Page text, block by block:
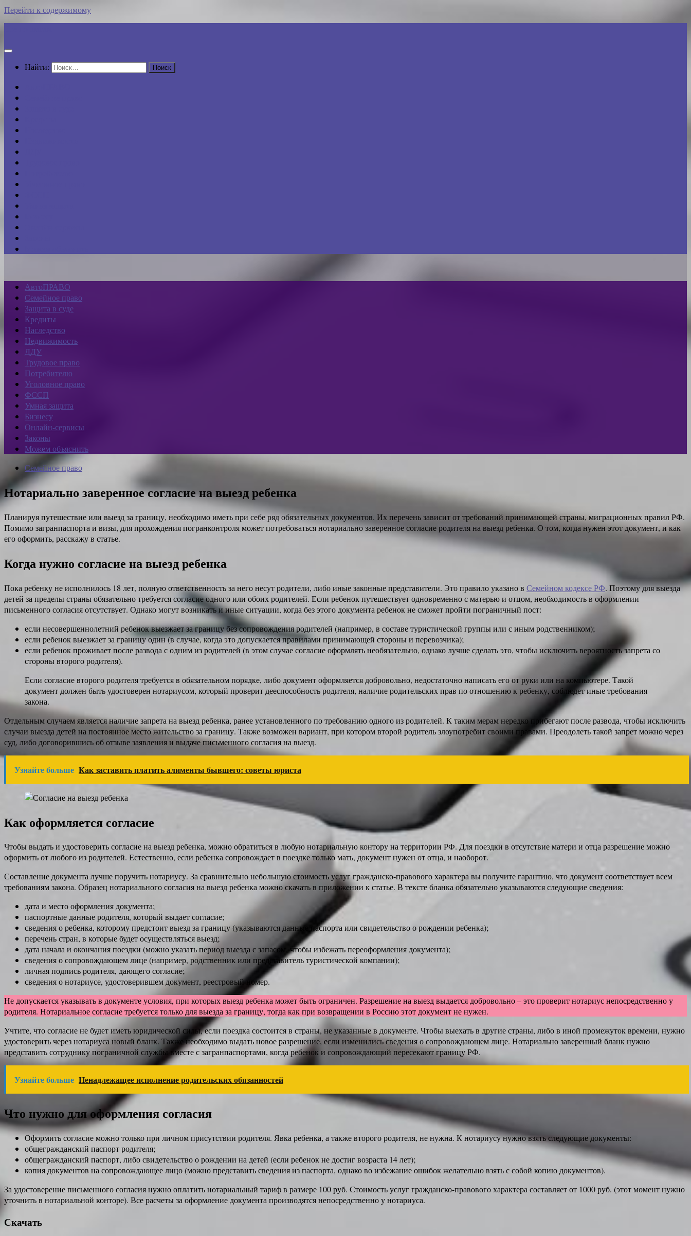
Перейти к содержимому
Найти:
АвтоПРАВО
Семейное право
Защита в суде
Кредиты
Наследство
Недвижимость
ДДУ
Трудовое право
Потребителю
Уголовное право
ФССП
Умная защита
Бизнесу
Онлайн-сервисы
Законы
Можем объяснить
Семейное право
Нотариально заверенное согласие на выезд ребенка
Планируя путешествие или выезд за границу, необходимо иметь при себе ряд обязательных документов. Их перечень зависит от требований принимающей страны, миграционных правил РФ.
Помимо загранпаспорта и визы, для прохождения погранконтроля может потребоваться нотариально заверенное согласие родителя на выезд ребенка. О том, когда нужен этот документ, и как
его оформить, расскажу в статье.
Когда нужно согласие на выезд ребенка
Пока ребенку не исполнилось 18 лет, полную ответственность за него несут родители, либо иные законные представители. Это правило указано в Семейном кодексе РФ. Поэтому для выезда
детей за пределы страны обязательно требуется согласие одного или обоих родителей. Если ребенок путешествует одновременно с матерью и отцом, необходимость в оформлении
письменного согласия отсутствует. Однако могут возникать и иные ситуации, когда без этого документа ребенок не сможет пройти пограничный пост:
если несовершеннолетний ребенок выезжает за границу без сопровождения родителей (например, в составе туристической группы или с иным родственником);
если ребенок выезжает за границу один (в случае, когда это допускается правилами принимающей стороны и перевозчика);
если ребенок проживает после развода с одним из родителей (в этом случае согласие оформлять необязательно, однако лучше сделать это, чтобы исключить вероятность запрета со
стороны второго родителя).
Если согласие второго родителя требуется в обязательном порядке, либо документ оформляется добровольно, недостаточно написать его от руки или на компьютере. Такой
документ должен быть удостоверен нотариусом, который проверит дееспособность родителя, наличие родительских прав по отношению к ребенку, соблюдет иные требования
закона.
Отдельным случаем является наличие запрета на выезд ребенка, ранее установленного по требованию одного из родителей. К таким мерам нередко прибегают после развода, чтобы исключить
случаи выезда детей на постоянное место жительство за границу. Также возможен вариант, при котором второй родитель злоупотребит своими правами. Преодолеть такой запрет можно через
суд, либо договорившись об отзыве заявления и выдаче письменного согласия на выезд.
Узнайте больше Как заставить платить алименты бывшего: советы юриста
Как оформляется согласие
Чтобы выдать и удостоверить согласие на выезд ребенка, можно обратиться в любую нотариальную контору на территории РФ. Для поездки в отсутствие матери и отца разрешение можно
оформить от любого из родителей. Естественно, если ребенка сопровождает в поездке только мать, документ нужен от отца, и наоборот.
Составление документа лучше поручить нотариусу. За сравнительно небольшую стоимость услуг гражданско-правового характера вы получите гарантию, что документ соответствует всем
требованиям закона. Образец нотариального согласия на выезд ребенка можно скачать в приложении к статье. В тексте бланка обязательно указываются следующие сведения:
дата и место оформления документа;
паспортные данные родителя, который выдает согласие;
сведения о ребенка, которому предстоит выезд за границу (указываются данные паспорта или свидетельство о рождении ребенка);
перечень стран, в которые будет осуществляться выезд;
дата начала и окончания поездки (можно указать период выезда с запасом, чтобы избежать переоформления документа);
сведения о сопровождающем лице (например, родственник или представитель туристической компании);
личная подпись родителя, дающего согласие;
сведения о нотариусе, удостоверившем документ, реестровый номер.
Не допускается указывать в документе условия, при которых выезд ребенка может быть ограничен. Разрешение на выезд выдается добровольно – это проверит нотариус непосредственно у
родителя. Нотариальное согласие требуется только для выезда за границу, тогда как при возвращении в Россию этот документ не нужен.
Учтите, что согласие не будет иметь юридической силы, если поездка состоится в страны, не указанные в документе. Чтобы выехать в другие страны, либо в иной промежуток времени, нужно
удостоверить через нотариуса новый бланк. Также необходимо выдать новое разрешение, если изменились сведения о сопровождающем лице. Нотариально заверенный бланк нужно
представить сотруднику пограничной службы вместе с загранпаспортами, когда ребенок и сопровождающий пересекают границу РФ.
Узнайте больше Ненадлежащее исполнение родительских обязанностей
Что нужно для оформления согласия
Оформить согласие можно только при личном присутствии родителя. Явка ребенка, а также второго родителя, не нужна. К нотариусу нужно взять следующие документы:
общегражданский паспорт родителя;
общегражданский паспорт, либо свидетельство о рождении на детей (если ребенок не достиг возраста 14 лет);
копия документов на сопровождающее лицо (можно представить сведения из паспорта, однако во избежание ошибок желательно взять с собой копию документов).
За удостоверение письменного согласия нужно оплатить нотариальный тариф в размере 100 руб. Стоимость услуг гражданско-правового характера составляет от 1000 руб. (этот момент нужно
уточнить в нотариальной конторе). Все расчеты за оформление документа производятся непосредственно у нотариуса.
Скачать